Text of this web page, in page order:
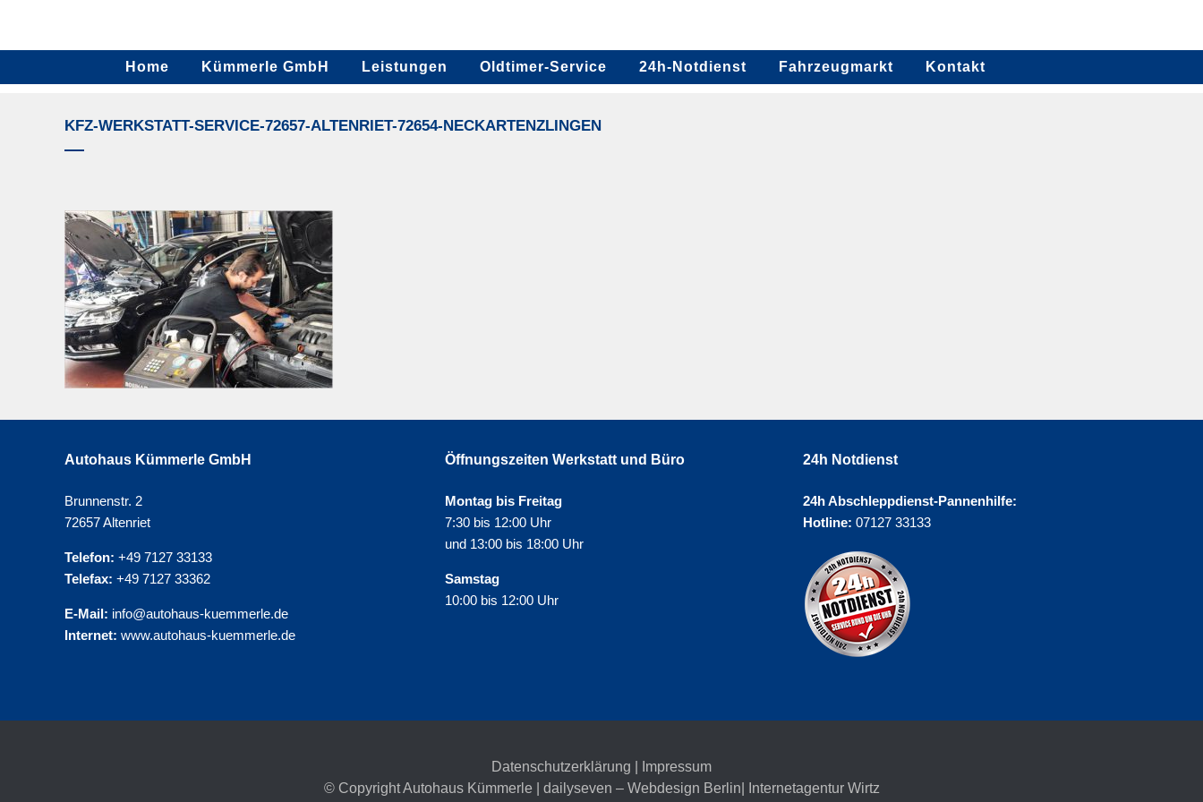
Home Kümmerle GmbH Leistungen Oldtimer-Service 24h-Notdienst Fahrzeugmarkt Kontakt
KFZ-WERKSTATT-SERVICE-72657-ALTENRIET-72654-NECKARTENZLINGEN
Autohaus Kümmerle GmbH
Brunnenstr. 2
72657 Altenriet
Telefon: +49 7127 33133
Telefax: +49 7127 33362
E-Mail: info@autohaus-kuemmerle.de
Internet: www.autohaus-kuemmerle.de
Öffnungszeiten Werkstatt und Büro
Montag bis Freitag
7:30 bis 12:00 Uhr
und 13:00 bis 18:00 Uhr
Samstag
10:00 bis 12:00 Uhr
24h Notdienst
24h Abschleppdienst-Pannenhilfe:
Hotline: 07127 33133
Datenschutzerklärung
Impressum
© Copyright Autohaus Kümmerle | dailyseven – Webdesign Berlin | Internetagentur Wirtz